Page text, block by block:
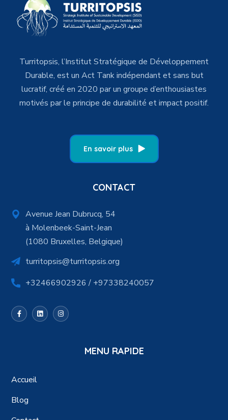
Turritopsis, l’Institut Stratégique de Développement
Durable, est un Act Tank indépendant et sans but
lucratif, créé en 2020 par un groupe d’enthousiastes
motivés par le principe de durabilité et impact positif.
En savoir plus
CONTACT
Avenue Jean Dubrucq, 54
à Molenbeek-Saint-Jean
(1080 Bruxelles, Belgique)
turritopsis@turritopsis.org
+32466902926 / +97338240057
MENU RAPIDE
Accueil
Blog